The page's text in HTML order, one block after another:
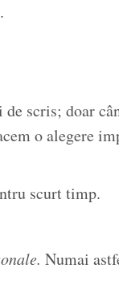
scris; doar
o alegere
scurt timp.
Numai